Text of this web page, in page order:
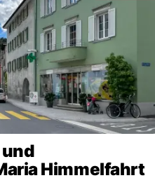
Himmelfahrt